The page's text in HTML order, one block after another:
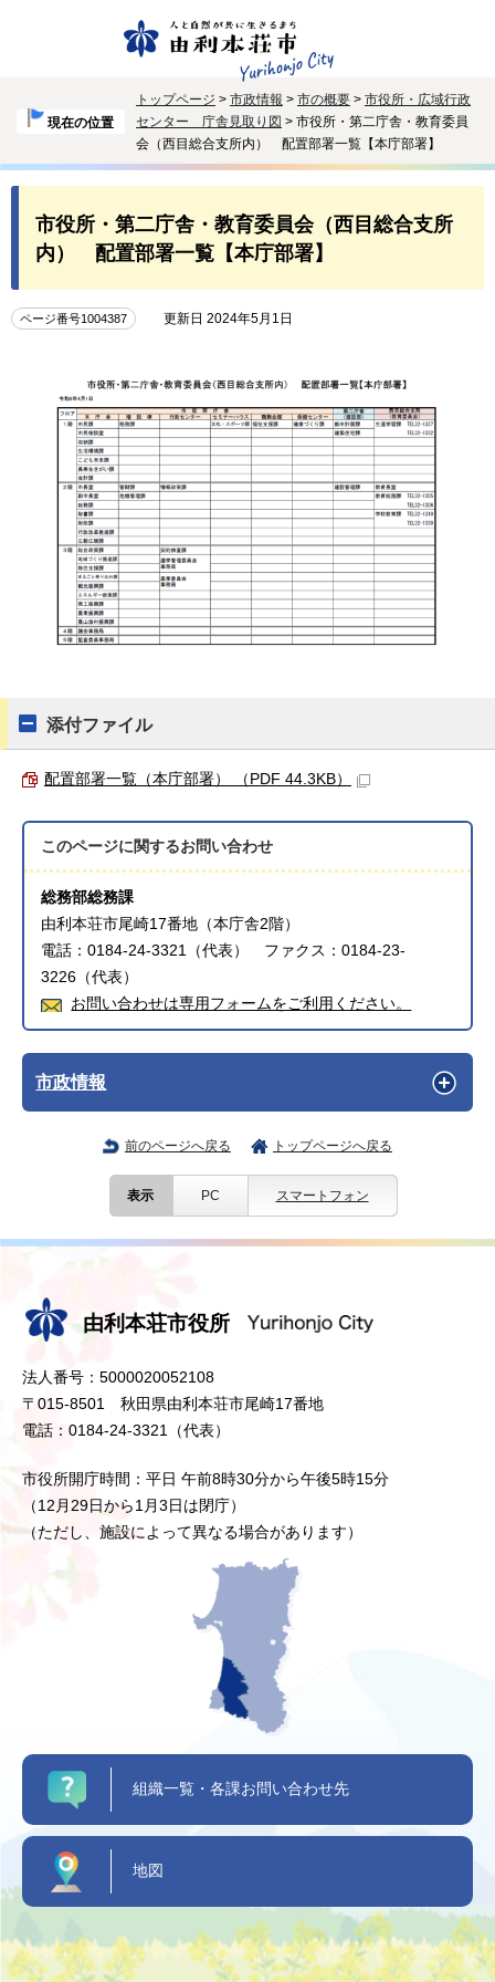
現在の位置
トップページ > 市政情報 > 市の概要 > 市役所・広域行政
センター 庁舎見取り図 > 市役所・第二庁舎・教育委員
会（西目総合支所内） 配置部署一覧【本庁部署】
市役所・第二庁舎・教育委員会（西目総合支所
内） 配置部署一覧【本庁部署】
ページ番号1004387 更新日 2024年5月1日
添付ファイル
配置部署一覧（本庁部署） （PDF 44.3KB）
このページに関するお問い合わせ
総務部総務課
由利本荘市尾崎17番地（本庁舎2階）
電話：0184-24-3321（代表） ファクス：0184-23-
3226（代表）
お問い合わせは専用フォームをご利用ください。
市政情報
前のページへ戻る トップページへ戻る
表示 PC スマートフォン
由利本荘市役所
法人番号：5000020052108
〒015-8501 秋田県由利本荘市尾崎17番地
電話：0184-24-3321（代表）
市役所開庁時間：平日 午前8時30分から午後5時15分
（12月29日から1月3日は閉庁）
（ただし、施設によって異なる場合があります）
組織一覧・各課お問い合わせ先
地図